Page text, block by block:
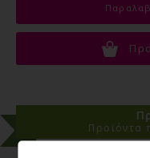
Προϊόντα